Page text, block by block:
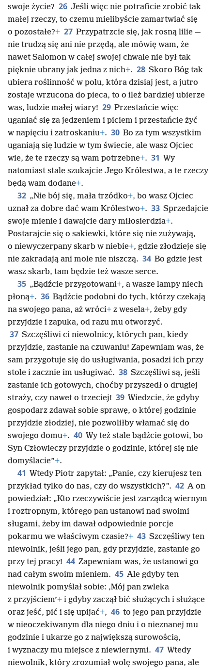
swoje życie? 26 Jeśli więc nie potraficie zrobić tak
małej rzeczy, to czemu mielibyście zamartwiać się
o pozostałe?+ 27 Przypatrzcie się, jak rosną lilie —
nie trudzą się ani nie przędą, ale mówię wam, że
nawet Salomon w całej swojej chwale nie był tak
pięknie ubrany jak jedna z nich+. 28 Skoro Bóg tak
ubiera roślinność w polu, która dzisiaj jest, a jutro
zostaje wrzucona do pieca, to o ileż bardziej ubierze
was, ludzie małej wiary! 29 Przestańcie więc
uganiać się za jedzeniem i piciem i przestańcie żyć
w napięciu i zatroskaniu+. 30 Bo za tym wszystkim
uganiają się ludzie w tym świecie, ale wasz Ojciec
wie, że te rzeczy są wam potrzebne+. 31 Wy
natomiast stale szukajcie Jego Królestwa, a te rzeczy
będą wam dodane+.
32 „Nie bój się, mała trzódko+, bo wasz Ojciec
uznał za dobre dać wam Królestwo+. 33 Sprzedajcie
swoje mienie i dawajcie dary miłosierdzia+.
Postarajcie się o sakiewki, które się nie zużywają,
o niewyczerpany skarb w niebie+, gdzie złodzieje się
nie zakradają ani mole nie niszczą. 34 Bo gdzie jest
wasz skarb, tam będzie też wasze serce.
35 „Bądźcie przygotowani+, a wasze lampy niech
płoną+. 36 Bądźcie podobni do tych, którzy czekają
na swojego pana, aż wróci+ z wesela+, żeby gdy
przyjdzie i zapuka, od razu mu otworzyć.
37 Szczęśliwi ci niewolnicy, których pan, kiedy
przyjdzie, zastanie na czuwaniu! Zapewniam was, że
sam przygotuje się do usługiwania, posadzi ich przy
stole i zacznie im usługiwać. 38 Szczęśliwi są, jeśli
zastanie ich gotowych, choćby przyszedł o drugiej
straży, czy nawet o trzeciej! 39 Wiedzcie, że gdyby
gospodarz zdawał sobie sprawę, o której godzinie
przyjdzie złodziej, nie pozwoliłby włamać się do
swojego domu+. 40 Wy też stale bądźcie gotowi, bo
Syn Człowieczy przyjdzie o godzinie, której się nie
domyślacie”+.
41 Wtedy Piotr zapytał: „Panie, czy kierujesz ten
przykład tylko do nas, czy do wszystkich?”. 42 A on
powiedział: „Kto rzeczywiście jest zarządcą wiernym
i roztropnym, którego pan ustanowi nad swoimi
sługami, żeby im dawał odpowiednie porcje
pokarmu we właściwym czasie?+ 43 Szczęśliwy ten
niewolnik, jeśli jego pan, gdy przyjdzie, zastanie go
przy tej pracy! 44 Zapewniam was, że ustanowi go
nad całym swoim mieniem. 45 Ale gdyby ten
niewolnik pomyślał sobie: ‚Mój pan zwleka
z przyjściem’+ i gdyby zaczął bić służących i służące
oraz jeść, pić i się upijać+, 46 to jego pan przyjdzie
w nieoczekiwanym dla niego dniu i o nieznanej mu
godzinie i ukarze go z największą surowością,
i wyznaczy mu miejsce z niewiernymi. 47 Wtedy
niewolnik, który zrozumiał wolę swojego pana, ale